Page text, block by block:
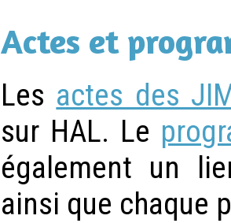
Actes et
Les actes des
sur HAL. Le
également un
ainsi que chaque